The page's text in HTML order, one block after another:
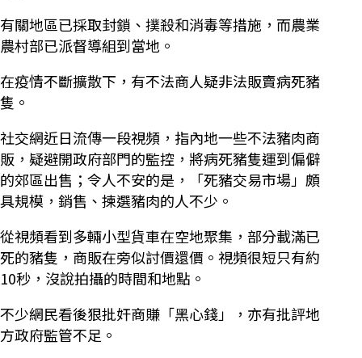
有關地區已採取封鎖、撲殺和消毒等措施，而農業
農村部已派督導組到當地。
在疫情不斷擴散下，有不法商人疑非法販賣病死豬
隻。
社交網近日流傳一段視頻，指內地一些不法豬肉商
販，疑避開政府部門的監控，將病死豬隻運到偏僻
的郊區出售；令人不安的是，「死豬交易市場」頗
具規模，銷售、揀選豬肉的人不少。
從視頻看到多輛小型貨車在空地聚集，部分載滿已
死的豬隻，商販在旁似討價還價。視頻很短只有約
10秒，沒說拍攝的時間和地點。
不少網民看後狠批奸商賺「黑心錢」，亦有批評地
方政府監管不足。